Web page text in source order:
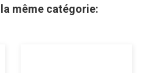
même catégorie: